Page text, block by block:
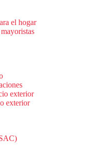
el hogar
exterior
exterior